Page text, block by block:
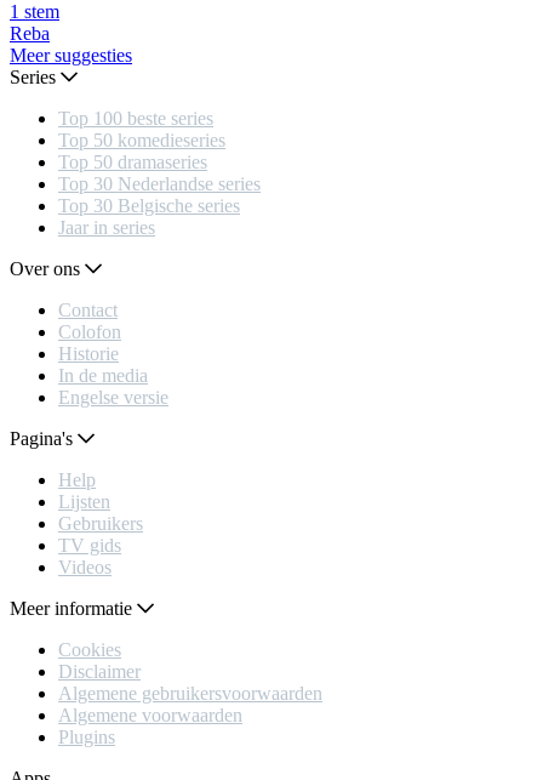
1 stem
Reba
Meer suggesties
Series
Top 100 beste series
Top 50 komedieseries
Top 50 dramaseries
Top 30 Nederlandse series
Top 30 Belgische series
Jaar in series
Over ons
Contact
Colofon
Historie
In de media
Engelse versie
Pagina's
Help
Lijsten
Gebruikers
TV gids
Videos
Meer informatie
Cookies
Disclaimer
Algemene gebruikersvoorwaarden
Algemene voorwaarden
Plugins